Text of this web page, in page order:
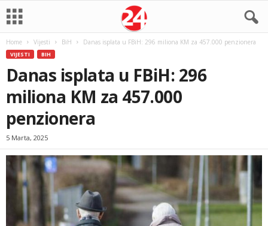
Home Vijesti BiH Danas isplata u FBiH: 296 miliona KM za 457.000 penzionera
VIJESTI BIH
Danas isplata u FBiH: 296
miliona KM za 457.000
penzionera
5 Marta, 2025